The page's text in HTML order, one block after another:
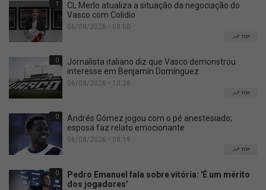
1
CL Merlo atualiza a situação da negociação do
Vasco com Colidio
06/08/2026 • 08:00
TOP
0
Jornalista italiano diz que Vasco demonstrou
interesse em Benjamín Domínguez
06/08/2026 • 10:26
TOP
0
Andrés Gómez jogou com o pé anestesiado;
esposa faz relato emocionante
06/08/2026 • 08:19
TOP
0
Pedro Emanuel fala sobre vitória: 'É um mérito
dos jogadores'